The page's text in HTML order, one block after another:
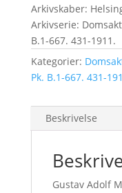
Arkivskaber:
Arkivserie:
B.1-667. 431-1911.
Kategorier:
Pk. B.1-667. 431-
Beskrivelse
Gustav Adolf